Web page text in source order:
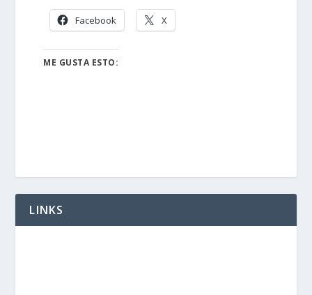
Facebook X
ME GUSTA ESTO:
LINKS